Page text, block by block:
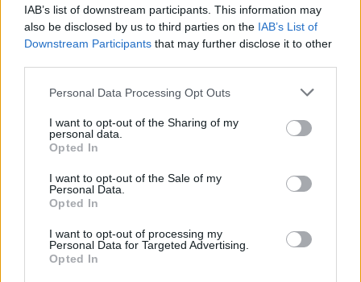
IAB’s list of downstream participants. This information may
also be disclosed by us to third parties on the IAB’s List of
Downstream Participants that may further disclose it to other
Please note that this website/app uses one or more Google
not limited to your visit or usage behaviour. You may click to
grant or deny consent to Google and its third-party tags to
use your data for below specified purposes in below Google
consent section.
Personal Data Processing Opt Outs
I want to opt-out of the Sharing of my
personal data.
Opted In
I want to opt-out of the Sale of my
Personal Data.
Opted In
I want to opt-out of processing my
Personal Data for Targeted Advertising.
Opted In
Jegyár:1200 Ft
http://www.myspace.com/justfourband
http://www.myspace.com/cojonesmetal
http://www.theidoru.com